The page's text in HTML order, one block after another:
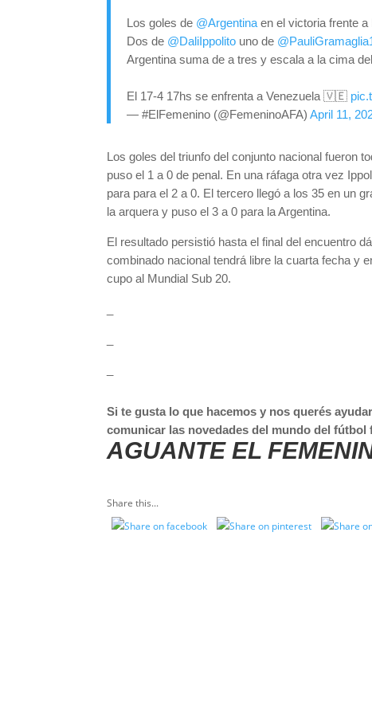
Los goles de @Argentina en el victoria frente a
Dos de @DaliIppolito uno de
Argentina suma de a tres y escala a la cima
El 17-4 17hs se enfrenta a Venezuela 🇻🇪
— #ElFemenino (@FemeninoAFA)April 11,
Los goles del triunfo del conjunto nacional fueron
puso el 1 a 0 de penal. En una ráfaga otra vez
para para el 2 a 0. El tercero llegó a los 35 en un
la arquera y puso el 3 a 0 para la Argentina.
El resultado persistió hasta el final del encuentro
combinado nacional tendrá libre la cuarta fecha y
cupo al Mundial Sub 20.
Si te gusta lo que hacemos y nos querés
comunicar las novedades del mundo del fútbol
AGUANTE EL
Share this...